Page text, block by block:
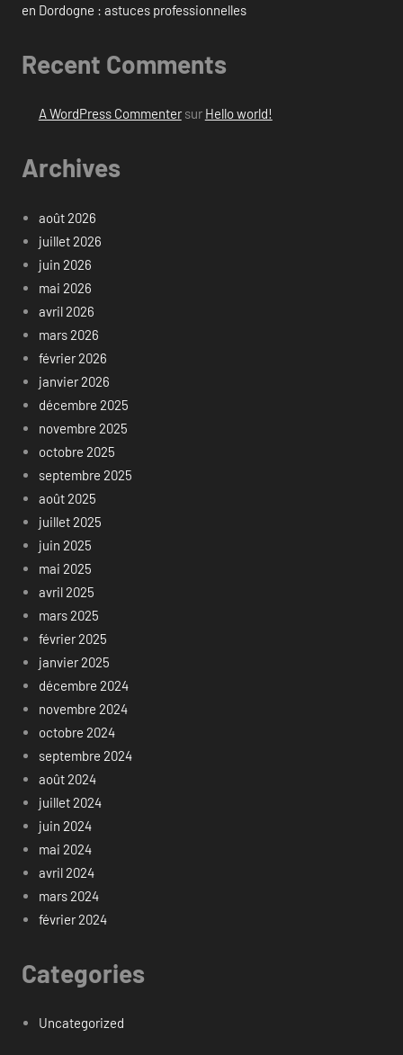
en Dordogne : astuces professionnelles
Recent Comments
A WordPress Commentersur Hello world!
Archives
août 2026
juillet 2026
juin 2026
mai 2026
avril 2026
mars 2026
février 2026
janvier 2026
décembre 2025
novembre 2025
octobre 2025
septembre 2025
août 2025
juillet 2025
juin 2025
mai 2025
avril 2025
mars 2025
février 2025
janvier 2025
décembre 2024
novembre 2024
octobre 2024
septembre 2024
août 2024
juillet 2024
juin 2024
mai 2024
avril 2024
mars 2024
février 2024
Categories
Uncategorized